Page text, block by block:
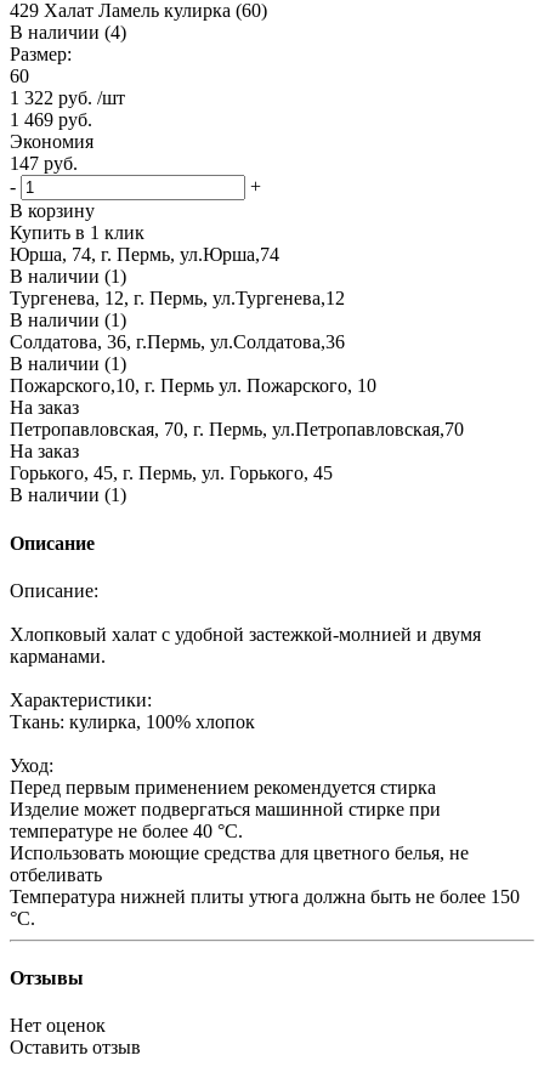
429 Халат Ламель кулирка (60)
В наличии (4)
Размер:
60
1 322 руб. /шт
1 469 руб.
Экономия
147 руб.
-
+
В корзину
Купить в 1 клик
Юрша, 74, г. Пермь, ул.Юрша,74
В наличии (1)
Тургенева, 12, г. Пермь, ул.Тургенева,12
В наличии (1)
Солдатова, 36, г.Пермь, ул.Солдатова,36
В наличии (1)
Пожарского,10, г. Пермь ул. Пожарского, 10
На заказ
Петропавловская, 70, г. Пермь, ул.Петропавловская,70
На заказ
Горького, 45, г. Пермь, ул. Горького, 45
В наличии (1)
Описание
Описание:
Хлопковый халат с удобной застежкой-молнией и двумя
карманами.
Характеристики:
Ткань: кулирка, 100% хлопок
Уход:
Перед первым применением рекомендуется стирка
Изделие может подвергаться машинной стирке при
температуре не более 40 °С.
Использовать моющие средства для цветного белья, не
отбеливать
Температура нижней плиты утюга должна быть не более 150
°С.
Отзывы
Нет оценок
Оставить отзыв